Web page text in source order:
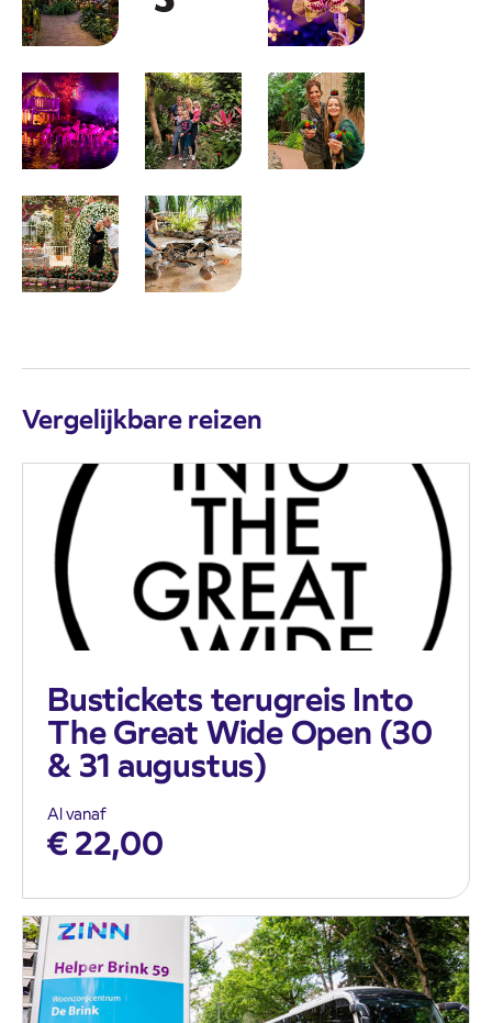
Vergelijkbare reizen
Bustickets terugreis Into
The Great Wide Open (30
& 31 augustus)
Al vanaf
€ 22,00